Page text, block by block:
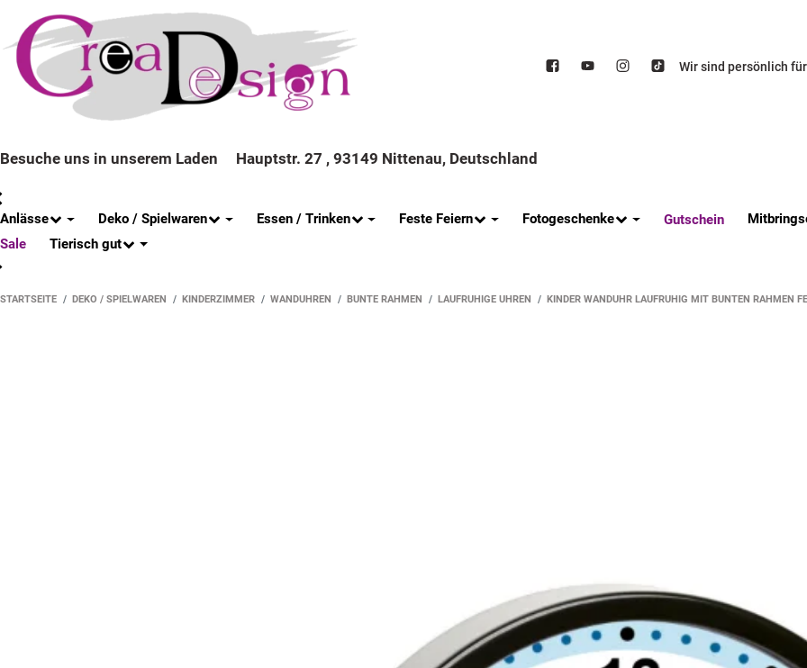
Wir sind persönlich
Besuche uns in unserem Laden Hauptstr. 27 , 93149 Nittenau, Deutschland
Anlässe Deko / Spielwaren Essen / Trinken Feste Feiern Fotogeschenke Gutschein
Sale
Tierisch gut
STARTSEITE DEKO / SPIELWAREN KINDERZIMMER WANDUHREN BUNTE RAHMEN LAUFRUHIGE UHREN KINDER WANDUHR LAUFRUHIG MIT BUNTEN RAHMEN